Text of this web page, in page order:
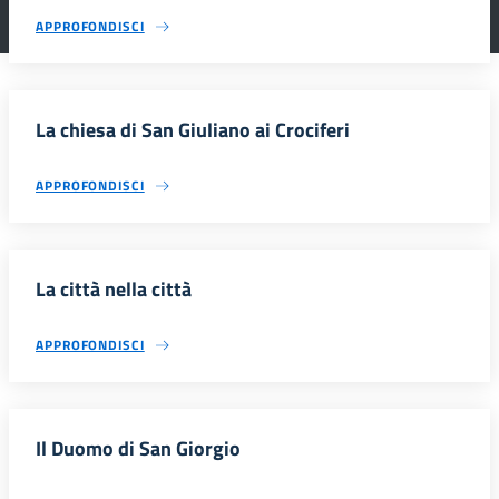
APPROFONDISCI
La chiesa di San Giuliano ai Crociferi
APPROFONDISCI
La città nella città
APPROFONDISCI
Il Duomo di San Giorgio